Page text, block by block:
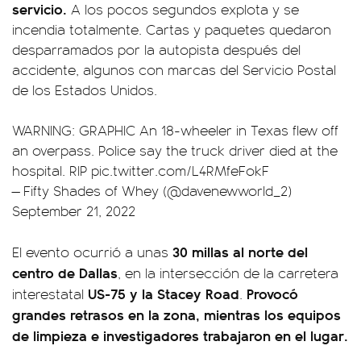
servicio. A los pocos segundos explota y se
incendia totalmente. Cartas y paquetes quedaron
desparramados por la autopista después del
accidente, algunos con marcas del Servicio Postal
de los Estados Unidos.
WARNING: GRAPHIC An 18-wheeler in Texas flew off
an overpass. Police say the truck driver died at the
hospital. RIP pic.twitter.com/L4RMfeFokF
— Fifty Shades of Whey (@davenewworld_2)
September 21, 2022
El evento ocurrió a unas 30 millas al norte del
centro de Dallas, en la intersección de la carretera
interestatal US-75 y la Stacey Road. Provocó
grandes retrasos en la zona, mientras los equipos
de limpieza e investigadores trabajaron en el lugar.